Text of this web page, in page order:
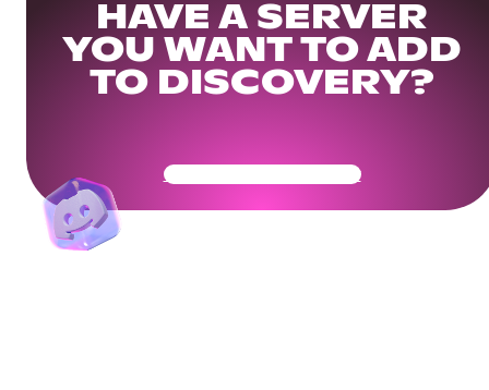
HAVE A SERVER
YOU WANT TO ADD
TO DISCOVERY?
Get Your Community Ready